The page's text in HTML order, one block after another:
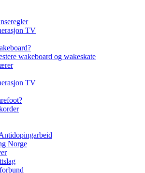
TV
wakeboard og wakeskate
TV
Norge